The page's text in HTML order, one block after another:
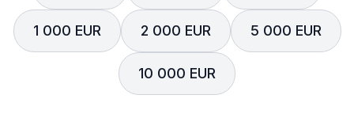
1 000 EUR 2 000 EUR 5 000 EUR
10 000 EUR